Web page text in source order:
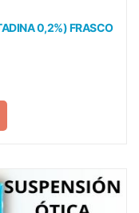
0,2%) FRASCO